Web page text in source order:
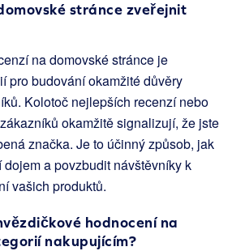
stránce zveřejnit
na domovské stránce je
pro budování okamžité důvěry
Kolotoč nejlepších recenzí nebo
okamžitě signalizují, že jste
značka. Je to účinný způsob, jak
a povzbudit návštěvníky k
vašich produktů.
hodnocení na
nakupujícím?